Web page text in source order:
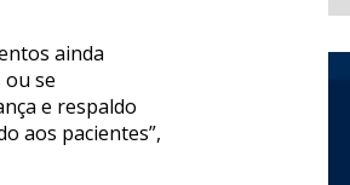
ainda
ou se
e respaldo
aos pacientes”,